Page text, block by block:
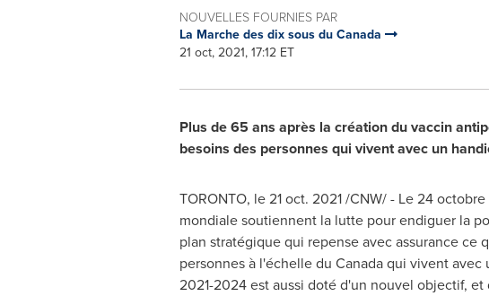
NOUVELLES FOURNIES PAR
La Marche des dix sous du Canada
21 oct, 2021, 17:12 ET
Plus de 65 ans après la création du vaccin
besoins des personnes qui vivent avec un
TORONTO, le21 oct. 2021/CNW/ - Le 24
mondiale soutiennent la lutte pour endiguer la
plan stratégique qui repense avec assurance
personnes à l'échelle du Canadaqui vivent avec
2021-2024 est aussi doté d'un nouvel objectif,